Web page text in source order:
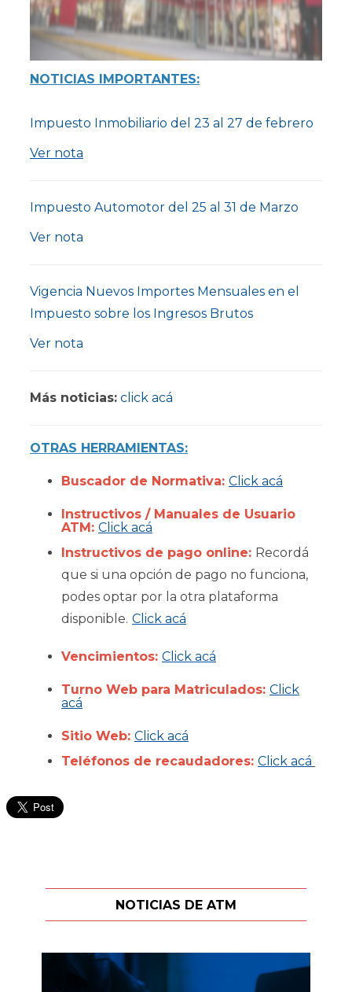
NOTICIAS IMPORTANTES:
Impuesto Inmobiliario del 23 al 27 de febrero
Ver nota
Impuesto Automotor del 25 al 31 de Marzo
Ver nota
Vigencia Nuevos Importes Mensuales en el
Impuesto sobre los Ingresos Brutos
Ver nota
Más noticias: click acá
OTRAS HERRAMIENTAS:
Buscador de Normativa: Click acá
Instructivos / Manuales de Usuario
ATM: Click acá
Instructivos de pago online: Recordá
que si una opción de pago no funciona,
podes optar por la otra plataforma
disponible. Click acá
Vencimientos: Click acá
Turno Web para Matriculados: Click
acá
Sitio Web: Click acá
Teléfonos de recaudadores: Click acá
NOTICIAS DE ATM